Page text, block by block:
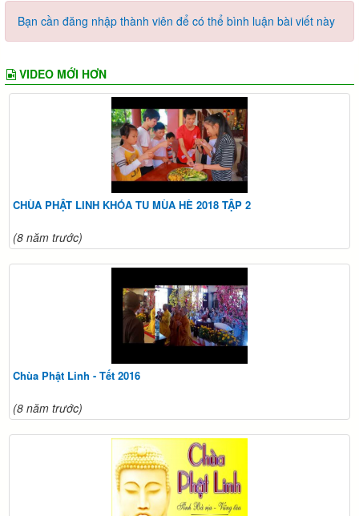
Bạn cần đăng nhập thành viên để có thể bình luận bài viết này
VIDEO MỚI HƠN
CHÙA PHẬT LINH KHÓA TU MÙA HÈ 2018 TẬP 2
(8 năm trước)
Chùa Phật Linh - Tết 2016
(8 năm trước)